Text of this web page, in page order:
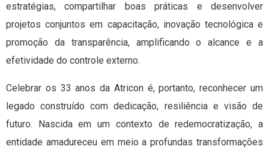
estratégias, compartilhar boas práticas e desenvolver
projetos conjuntos em capacitação, inovação tecnológica e
promoção da transparência, amplificando o alcance e a
efetividade do controle externo.
Celebrar os 33 anos da Atricon é, portanto, reconhecer um
legado construído com dedicação, resiliência e visão de
futuro. Nascida em um contexto de redemocratização, a
entidade amadureceu em meio a profundas transformações